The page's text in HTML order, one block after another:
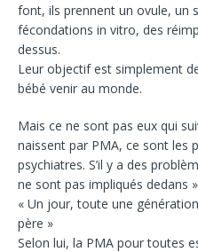
font, ils prennent un ovule, un
fécondations in vitro, des
dessus.
Leur objectif est simplement
bébé venir au monde.
Mais ce ne sont pas eux qui
naissent par PMA, ce sont les
psychiatres. S’il y a des
ne sont pas impliqués dedans
« Un jour, toute une
père »
Selon lui, la PMA pour toutes